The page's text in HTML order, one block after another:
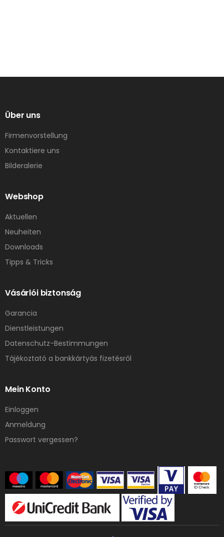
Über uns
Firmenvorstellung
Kontaktiere uns
Bilderalerie
Webshop
Aktuellen
Neuheiten
Downloads
Tipps & Tricks
Vásárlói biztonság
Garancia
Dienstleistungen
Datenschutz-Bestimmungen
Tájékoztató a bankkártyás fizetésről
Mein Konto
Einloggen
Anmeldung
Passwort vergessen?